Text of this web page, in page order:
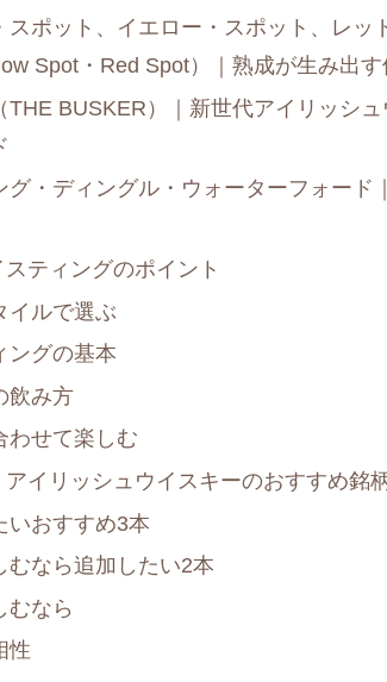
スポット、イエロー・スポット、レッ
Spot・Red Spot）｜熟成が生み出す
THE BUSKER）｜新世代アイリッシ
グ・ディングル・ウォーターフォード
ティングのポイント
イルで選ぶ
ングの基本
飲み方
わせて楽しむ
イリッシュウイスキーのおすすめ銘
いおすすめ3本
むなら追加したい2本
むなら
性